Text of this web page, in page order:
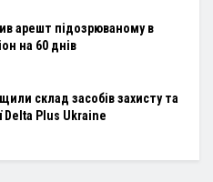
арешт підозрюваному в
на 60 днів
склад засобів захисту та
Delta Plus Ukraine